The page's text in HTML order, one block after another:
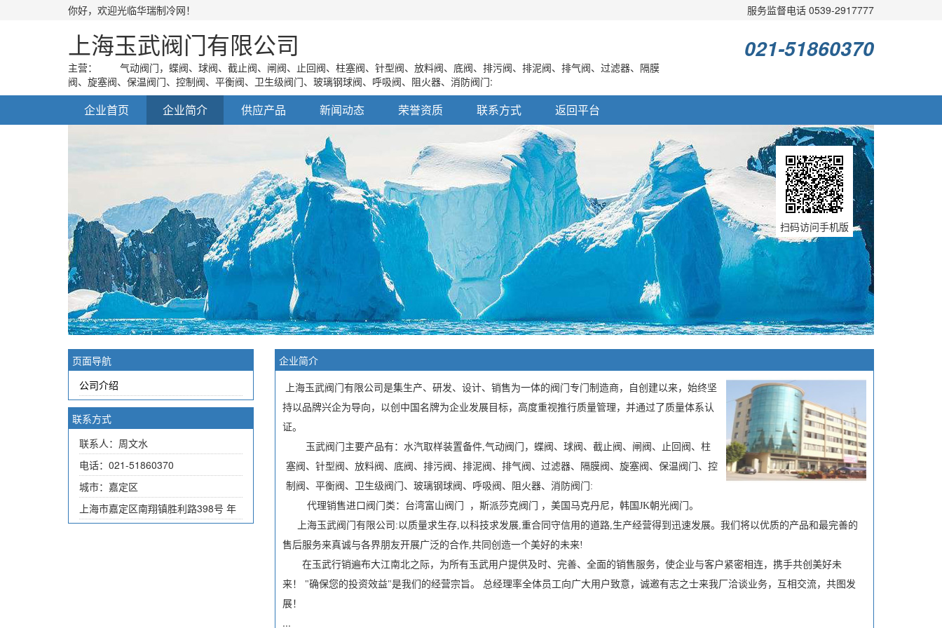
你好，欢迎光临华瑞制冷网！ 服务监督电话 0539-2917777
上海玉武阀门有限公司
主营： 气动阀门，蝶阀、球阀、截止阀、闸阀、止回阀、柱塞阀、针型阀、放料阀、底阀、排污阀、排泥阀、排气阀、过滤器、隔膜
阀、旋塞阀、保温阀门、控制阀、平衡阀、卫生级阀门、玻璃钢球阀、呼吸阀、阻火器、消防阀门:
021-51860370
企业首页 企业简介 供应产品 新闻动态 荣誉资质 联系方式 返回平台
扫码访问手机版
页面导航
公司介绍
联系方式
联系人：周文水
电话：021-51860370
城市：嘉定区
上海市嘉定区南翔镇胜利路398号 年
企业简介
上海玉武阀门有限公司是集生产、研发、设计、销售为一体的阀门专门制造商，自创建以来，始终坚
持以品牌兴企为导向，以创中国名牌为企业发展目标，高度重视推行质量管理，并通过了质量体系认
证。
玉武阀门主要产品有： 水汽取样装置备件,气动阀门， 蝶阀、球阀、截止阀、闸阀、止回阀、柱
塞阀、针型阀、放料阀、底阀、排污阀、排泥阀、排气阀、过滤器、隔膜阀、旋塞阀、保温阀门、控
制阀、平衡阀、卫生级阀门、玻璃钢球阀、呼吸阀、阻火器、消防阀门 :
代理销售进口阀门类 ： 台湾富山阀门 ，斯派莎克阀门 ，美国马克丹尼，韩国 JK朝光阀门。
上海玉武阀门有限公司 :以质量求生存,以科技求发展,重合同守信用的道路,生产经营得到迅速发展。我们将以优质的产品和最完善的
售后服务来真诚与各界朋友开展广泛的合作,共同创造一个美好的未来!
在玉武行销遍布大江南北之际，为所有玉武用户提供及时、完善、全面的销售服务，使企业与客户紧密相连，携手共创美好未
来！ "确保您的投资效益"是我们的经营宗旨。 总经理率全体员工向广大用户致意，诚邀有志之士来我厂洽谈业务，互相交流，共图发
展！
...